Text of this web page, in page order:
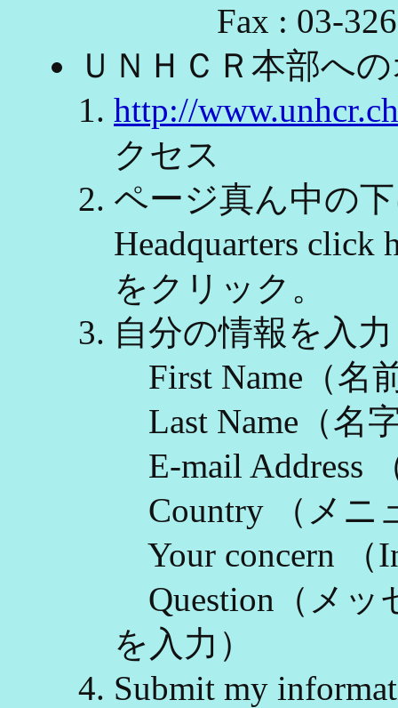
Fax : 03-
ＵＮＨＣＲ本部へ
http://
クセス
ページ真ん中の
Headquarters
をクリック。
自分の情報を入
First Name（名
Last Name（名
E-mail Address
Country （メニ
Your concern （
Question（メッ
を入力）
Submit my